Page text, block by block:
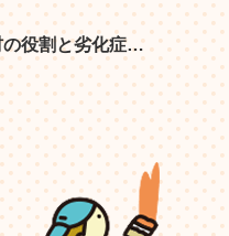
の役割と劣化症…